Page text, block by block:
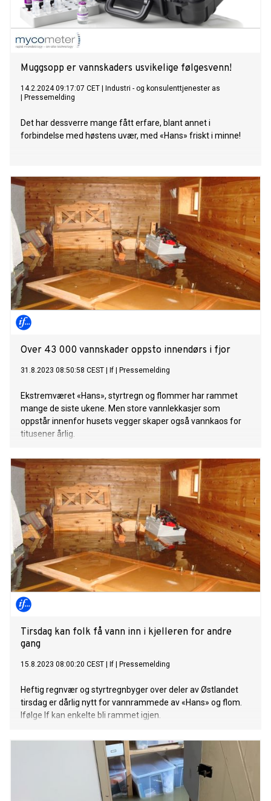
Muggsopp er vannskaders usvikelige følgesvenn!
14.2.2024 09:17:07 CET
Industri - og konsulenttjenester as
Pressemelding
Det har dessverre mange fått erfare, blant annet i
forbindelse med høstens uvær, med «Hans» friskt i minne!
Over 43 000 vannskader oppsto innendørs i fjor
31.8.2023 08:50:58 CEST If Pressemelding
Ekstremværet «Hans», styrtregn og flommer har rammet
mange de siste ukene. Men store vannlekkasjer som
oppstår innenfor husets vegger skaper også vannkaos for
titusener årlig.
Tirsdag kan folk få vann inn i kjelleren for andre
gang
15.8.2023 08:00:20 CEST If Pressemelding
Heftig regnvær og styrtregnbyger over deler av Østlandet
tirsdag er dårlig nytt for vannrammede av «Hans» og flom.
Ifølge If kan enkelte bli rammet igjen.